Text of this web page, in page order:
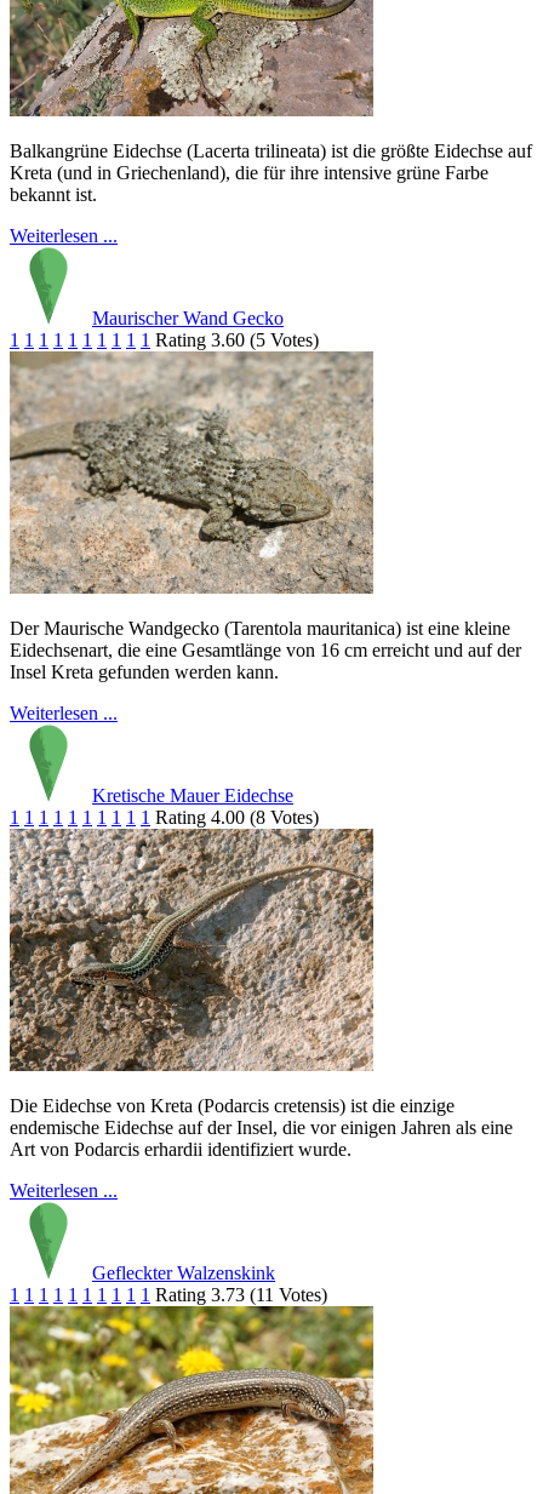
Balkangrüne Eidechse (Lacerta trilineata) ist die größte Eidechse auf
Kreta (und in Griechenland), die für ihre intensive grüne Farbe
bekannt ist.
Weiterlesen ...
Maurischer Wand Gecko
1 1 1 1 1 1 1 1 1 1 Rating 3.60 (5 Votes)
Der Maurische Wandgecko (Tarentola mauritanica) ist eine kleine
Eidechsenart, die eine Gesamtlänge von 16 cm erreicht und auf der
Insel Kreta gefunden werden kann.
Weiterlesen ...
Kretische Mauer Eidechse
1 1 1 1 1 1 1 1 1 1 Rating 4.00 (8 Votes)
Die Eidechse von Kreta (Podarcis cretensis) ist die einzige
endemische Eidechse auf der Insel, die vor einigen Jahren als eine
Art von Podarcis erhardii identifiziert wurde.
Weiterlesen ...
Gefleckter Walzenskink
1 1 1 1 1 1 1 1 1 1 Rating 3.73 (11 Votes)